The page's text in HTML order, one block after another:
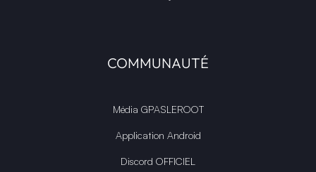
COMMUNAUTÉ
Média GPASLEROOT
Application Android
Discord OFFICIEL